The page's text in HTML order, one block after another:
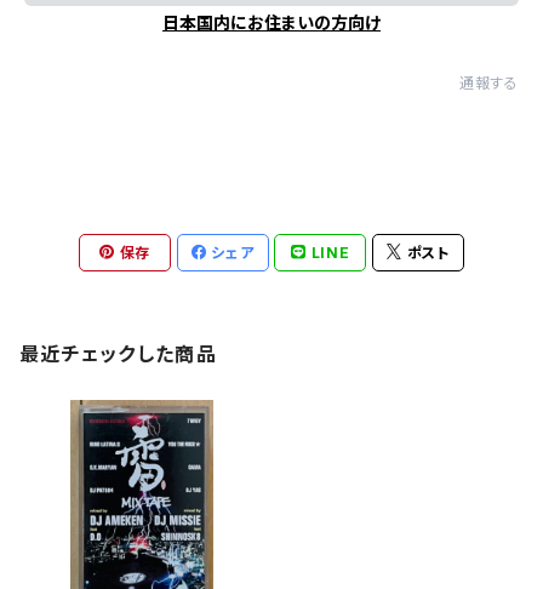
日本国内にお住まいの方向け
通報する
保存 シェア LINE ポスト
最近チェックした商品